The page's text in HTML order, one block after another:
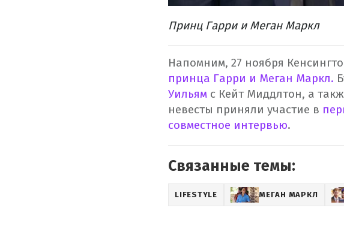
Принц Гарри и Меган Маркл
Напомним, 27 ноября
принца Гарри и Меган Маркл.
Уильям с Кейт Миддлтон, а
невесты приняли участие в
совместное интервью.
Связанные темы:
LIFESTYLE МЕГАН МАРКЛ